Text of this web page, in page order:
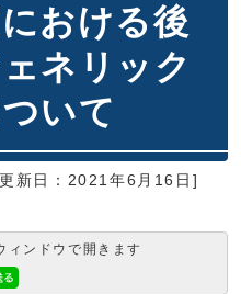
おける後
ネリック
いて
新日：2021年6月16日]
ィンドウで開きます